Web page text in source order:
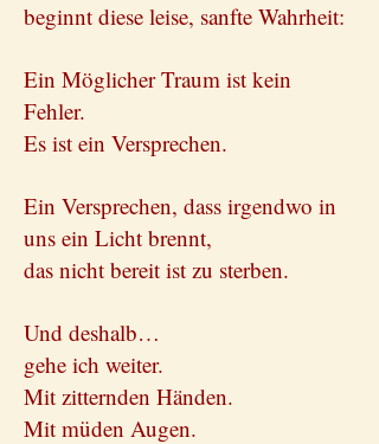
beginnt diese leise, sanfte Wahrheit:
Ein Möglicher Traum ist kein
Fehler.
Es ist ein Versprechen.
Ein Versprechen, dass irgendwo in
uns ein Licht brennt,
das nicht bereit ist zu sterben.
Und deshalb…
gehe ich weiter.
Mit zitternden Händen.
Mit müden Augen.